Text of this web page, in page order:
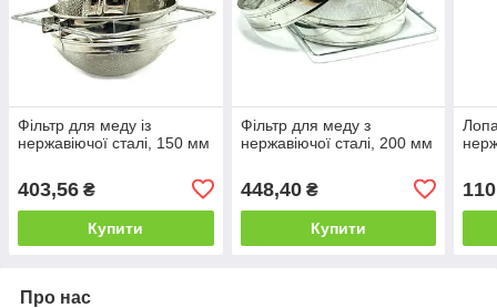
Фільтр для меду із
нержавіючої сталі, 150 мм
403,56 ₴
Купити
Фільтр для меду з
нержавіючої сталі, 200 мм
448,40₴
Купити
Про нас